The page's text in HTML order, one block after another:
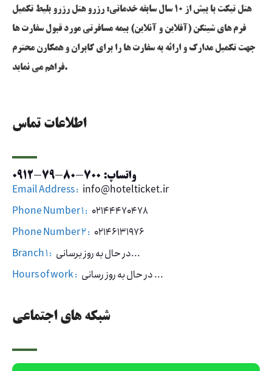
شبکه های اجتماعی
اطلاعات تماس
واتساپ: 700-80-79-0912
Email Address : info@hotelticket.ir
Phone Number 1 : 02144470478
Phone Number 2 : 02146131976
Branch 1 :
در حال به روز برسانی...
Hours of work :
در حال به روز رسانی ...
هتل تیکت با بیش از 10 سال سابقه خدماتی: رزرو هتل رزرو بلیط تکمیل
فرم های شینگن (آفلاین و آنلاین) بیمه مسافرتی مورد قبول سفارت ها
جهت تکمیل مدارک و ارائه به سفارت ها را برای کابران و همکارن محترم
فراهم می نماید.